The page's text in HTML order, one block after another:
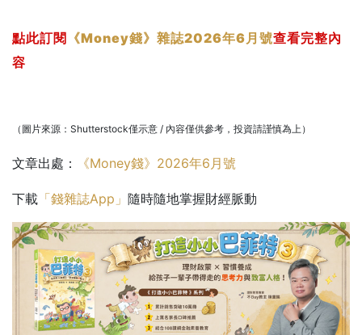
點此訂閱 《Money錢》雜誌2026年6月號查看完整內
容
（圖片來源：Shutterstock僅示意 / 內容僅供參考，投資請謹慎為上）
文章出處： 《Money錢》2026年6月號
下載 「錢雜誌App」 隨時隨地掌握財經脈動